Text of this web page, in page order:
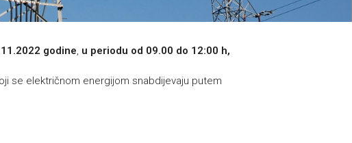
godine, u periodu od 09.00 do 12:00 h,
se električnom energijom snabdijevaju putem